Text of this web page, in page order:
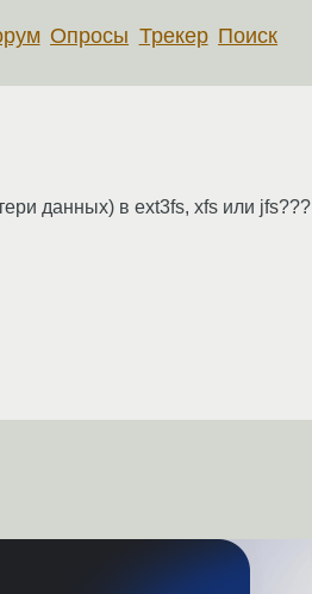
Опросы Трекер Поиск
данных) в ext3fs, xfs или jfs???